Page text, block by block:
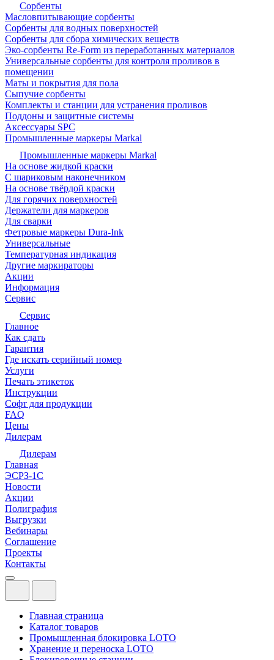
Сорбенты
Масловпитывающие сорбенты
Сорбенты для водных поверхностей
Сорбенты для сбора химических веществ
Эко-сорбенты Re-Form из переработанных материалов
Универсальные сорбенты для контроля проливов в
помещении
Маты и покрытия для пола
Сыпучие сорбенты
Комплекты и станции для устранения проливов
Поддоны и защитные системы
Аксессуары SPC
Промышленные маркеры Markal
Промышленные маркеры Markal
На основе жидкой краски
С шариковым наконечником
На основе твёрдой краски
Для горячих поверхностей
Держатели для маркеров
Для сварки
Фетровые маркеры Dura-Ink
Универсальные
Температурная индикация
Другие маркираторы
Акции
Информация
Сервис
Сервис
Главное
Как сдать
Гарантия
Где искать серийный номер
Услуги
Печать этикеток
Инструкции
Софт для продукции
FAQ
Цены
Дилерам
Дилерам
Главная
ЭСРЗ-1С
Новости
Акции
Полиграфия
Выгрузки
Вебинары
Соглашение
Проекты
Контакты
Главная страница
Каталог товаров
Промышленная блокировка LOTO
Хранение и переноска LOTO